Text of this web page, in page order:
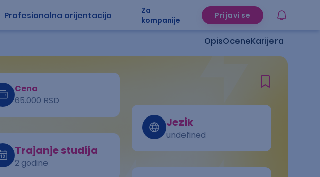
Profesionalna orijentacija
Za
kompanije
Prijavi se
OpisOceneKarijera
Cena
65.000 RSD
Trajanje studija
2 godine
Jezik
undefined